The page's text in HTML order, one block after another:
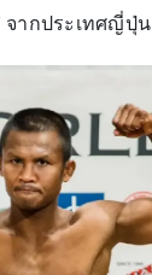
จากประเทศญี่ปุ่น